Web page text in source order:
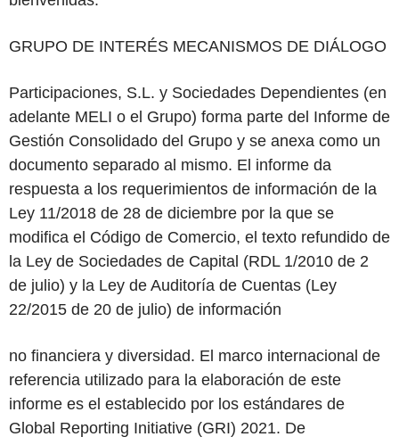
GRUPO DE INTERÉS MECANISMOS DE DIÁLOGO
Participaciones, S.L. y Sociedades Dependientes (en
adelante MELI o el Grupo) forma parte del Informe de
Gestión Consolidado del Grupo y se anexa como un
documento separado al mismo. El informe da
respuesta a los requerimientos de información de la
Ley 11/2018 de 28 de diciembre por la que se
modifica el Código de Comercio, el texto refundido de
la Ley de Sociedades de Capital (RDL 1/2010 de 2
de julio) y la Ley de Auditoría de Cuentas (Ley
22/2015 de 20 de julio) de información
no financiera y diversidad. El marco internacional de
referencia utilizado para la elaboración de este
informe es el establecido por los estándares de
Global Reporting Initiative (GRI) 2021. De